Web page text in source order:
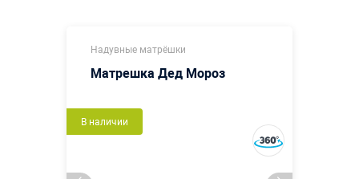
Надувные матрёшки
Матрешка Дед Мороз
В наличии